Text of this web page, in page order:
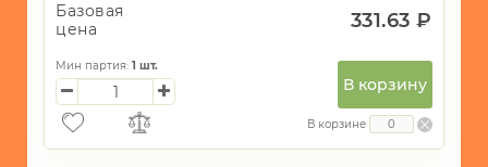
Базовая
цена
331.63 ₽
Мин партия: 1 шт.
В корзину
В корзине